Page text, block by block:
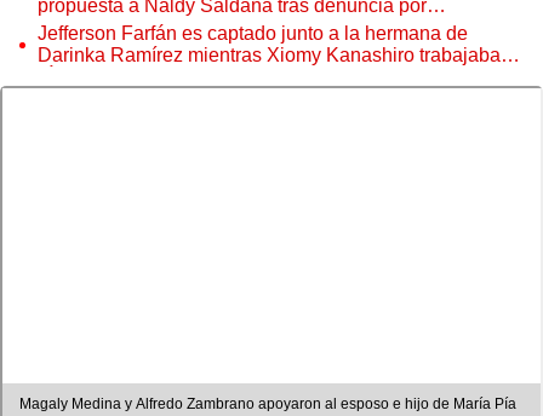
propuesta a Naldy Saldaña tras denuncia por
tocamientos
Jefferson Farfán es captado junto a la hermana de
Darinka Ramírez mientras Xiomy Kanashiro trabajaba:
Magaly Medina y Alfredo Zambrano apoyaron al esposo e hijo de María Pía